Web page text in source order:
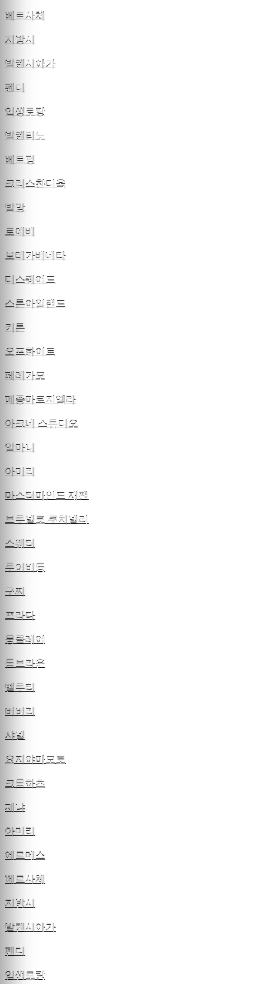
베르사체
지방시
발렌시아가
펜디
입생로랑
발렌티노
베트멍
크리스챤디올
발망
로에베
보테가베네타
디스퀘어드
스톤아일랜드
키톤
오프화이트
페레가모
메종마르지엘라
아크네 스튜디오
알마니
아미리
마스터마인드 재팬
브루넬로 쿠치넬리
스웨터
루이비통
구찌
프라다
몽클레어
톰브라운
벨루티
버버리
샤넬
요지야마모토
크롬하츠
제냐
아미리
에르메스
베르사체
지방시
발렌시아가
펜디
입생로랑